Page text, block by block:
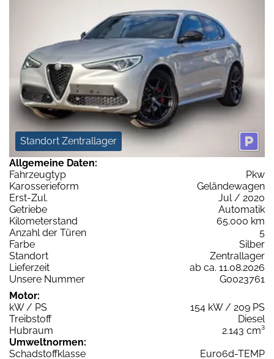
Standort Zentrallager
Allgemeine Daten:
Fahrzeugtyp
Pkw
Karosserieform
Geländewagen
Erst-Zul.
Jul / 2020
Getriebe
Automatik
Kilometerstand
65.000 km
Anzahl der Türen
5
Farbe
Silber
Standort
Zentrallager
Lieferzeit
ab ca. 11.08.2026
Unsere Nummer
G0023761
Motor:
kW / PS
154 kW / 209 PS
Treibstoff
Diesel
Hubraum
2.143 cm³
Umweltnormen:
Schadstoffklasse
Euro6d-TEMP